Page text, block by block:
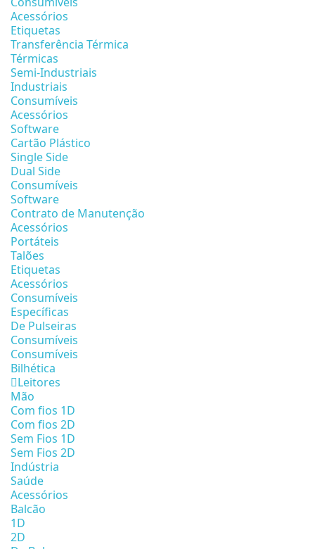
Acessórios
Etiquetas
Transferência Térmica
Térmicas
Semi-Industriais
Industriais
Consumíveis
Acessórios
Software
Cartão Plástico
Single Side
Dual Side
Consumíveis
Software
Contrato de Manutenção
Acessórios
Portáteis
Talões
Etiquetas
Acessórios
Consumíveis
Específicas
De Pulseiras
Consumíveis
Consumíveis
Bilhética
Leitores
Mão
Com fios 1D
Com fios 2D
Sem Fios 1D
Sem Fios 2D
Indústria
Saúde
Acessórios
Balcão
1D
2D